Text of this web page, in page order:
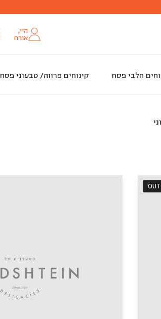
היי,
אורח
חלבי פסח קינוחים פרווה/ טבעוני פסח